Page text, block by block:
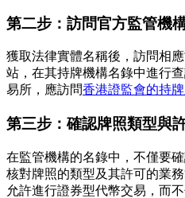
第二步：訪問官方監管機
獲取法律實體名稱後，訪問相
站，在其持牌機構名錄中進行
易所，應訪問香港證監會的持
第三步：確認牌照類型與
在監管機構的名錄中，不僅要
核對牌照的類型及其許可的業
允許進行證券型代幣交易，而